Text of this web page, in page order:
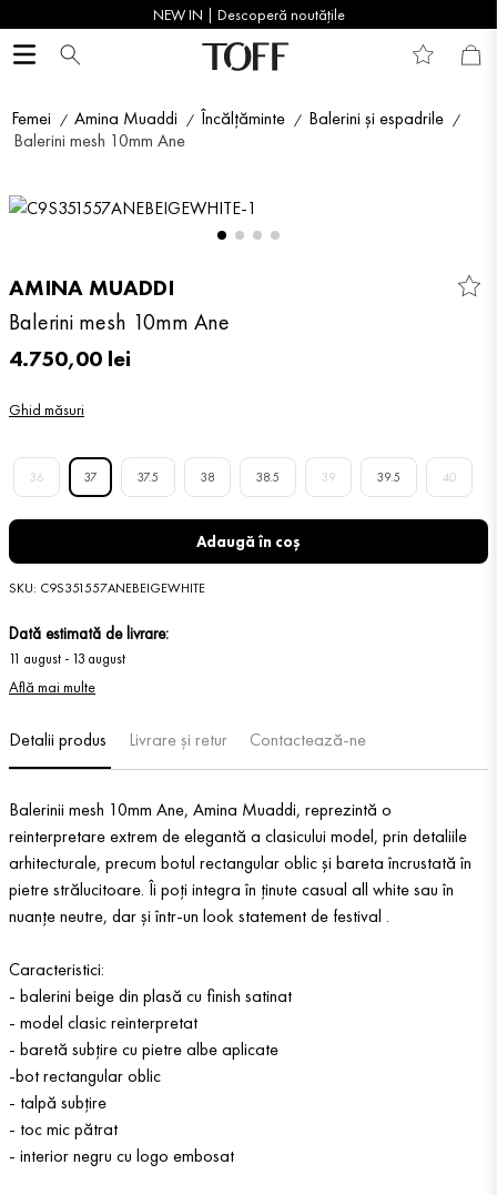
NEW IN | Descoperă noutățile
Femei Amina Muaddi Încălțăminte
Balerini și espadrile
Balerini mesh 10mm Ane
AMINA MUADDI
Balerini mesh 10mm Ane
4.750,00 lei
Ghid măsuri
36 37 37.5 38 38.5 39 39.5 40
Adaugă în coș
SKU: C9S351557ANEBEIGEWHITE
Dată estimată de livrare:
11 august - 13 august
Află mai multe
Detalii produs Livrare și retur Contactează-ne
Balerinii mesh 10mm Ane, Amina Muaddi, reprezintă o
reinterpretare extrem de elegantă a clasicului model, prin detaliile
arhitecturale, precum botul rectangular oblic și bareta încrustată în
pietre strălucitoare. Îi poți integra în ținute casual all white sau în
nuanțe neutre, dar și într-un look statement de festival .
Caracteristici:
- balerini beige din plasă cu finish satinat
- model clasic reinterpretat
- baretă subțire cu pietre albe aplicate
-bot rectangular oblic
- talpă subțire
- toc mic pătrat
- interior negru cu logo embosat